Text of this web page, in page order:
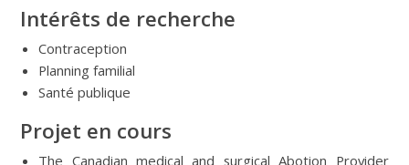
Intérêts de recherche
Contraception
Planning familial
Santé publique
Projet en cours
The Canadian medical and surgical Abotion Provider